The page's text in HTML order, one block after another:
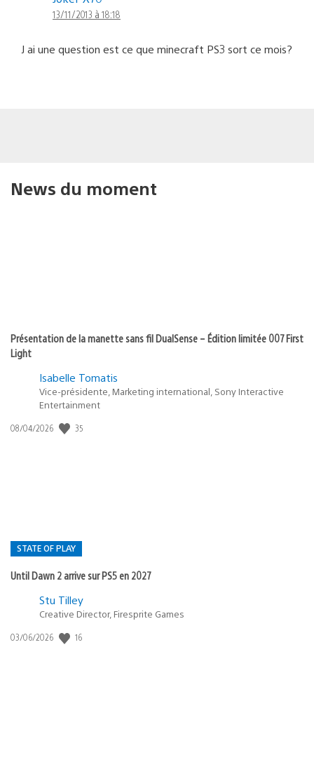
13/11/2013 à 18:18
J ai une question est ce que minecraft PS3 sort ce mois?
News du moment
Présentation de la manette sans fil DualSense – Édition limitée 007 First
Light
Isabelle Tomatis
Vice-présidente, Marketing international, Sony Interactive
Entertainment
Date
08/04/2026 35
STATE OF PLAY
Until Dawn 2 arrive sur PS5 en 2027
Postée
:
Stu Tilley
Creative Director, Firesprite Games
Date
03/06/2026 16